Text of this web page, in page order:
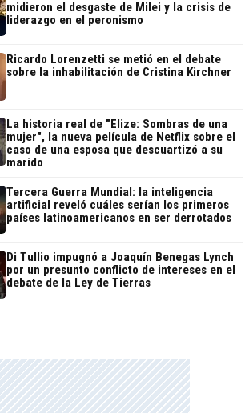
midieron el desgaste de Milei y la crisis de
liderazgo en el peronismo
Ricardo Lorenzetti se metió en el debate
sobre la inhabilitación de Cristina Kirchner
La historia real de "Elize: Sombras de una
mujer", la nueva película de Netflix sobre el
caso de una esposa que descuartizó a su
marido
Tercera Guerra Mundial: la inteligencia
artificial reveló cuáles serían los primeros
países latinoamericanos en ser derrotados
Di Tullio impugnó a Joaquín Benegas Lynch
por un presunto conflicto de intereses en el
debate de la Ley de Tierras